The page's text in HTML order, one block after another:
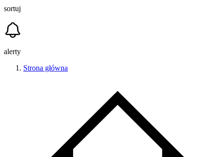
sortuj
alerty
Strona główna